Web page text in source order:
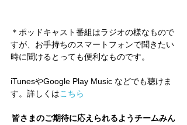
＊ポッドキャスト番組はラジオの様なもので
すが、お手持ちのスマートフォンで聞きたい
時に聞けるとっても便利なものです。
iTunesやGoogle Play Music などでも聴けま
す。詳しくはこちら
皆さまのご期待に応えられるようチームみん